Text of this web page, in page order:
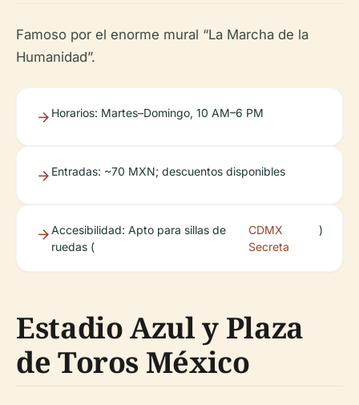
Famoso por el enorme mural “La Marcha de la
Humanidad”.
Horarios: Martes–Domingo, 10 AM–6 PM
Entradas: ~70 MXN; descuentos disponibles
Accesibilidad: Apto para sillas de
ruedas (
CDMX
Secreta
)
Estadio Azul y Plaza
de Toros México